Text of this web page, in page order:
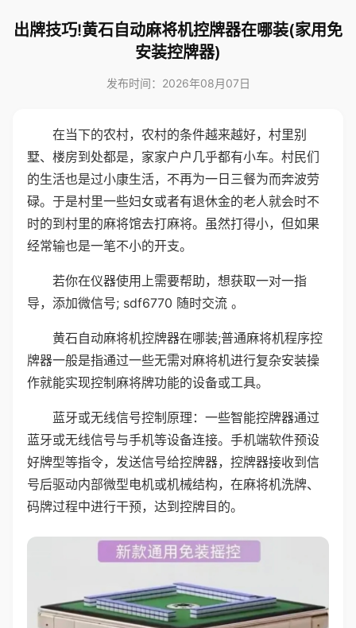
出牌技巧!黄石自动麻将机控牌器在哪装(家用免
安装控牌器)
发布时间：2026年08月07日
在当下的农村，农村的条件越来越好，村里别
墅、楼房到处都是，家家户户几乎都有小车。村民们
的生活也是过小康生活，不再为一日三餐为而奔波劳
碌。于是村里一些妇女或者有退休金的老人就会时不
时的到村里的麻将馆去打麻将。虽然打得小，但如果
经常输也是一笔不小的开支。
若你在仪器使用上需要帮助，想获取一对一指
导，添加微信号; sdf6770 随时交流 。
黄石自动麻将机控牌器在哪装;普通麻将机程序控
牌器一般是指通过一些无需对麻将机进行复杂安装操
作就能实现控制麻将牌功能的设备或工具。
蓝牙或无线信号控制原理：一些智能控牌器通过
蓝牙或无线信号与手机等设备连接。手机端软件预设
好牌型等指令，发送信号给控牌器，控牌器接收到信
号后驱动内部微型电机或机械结构，在麻将机洗牌、
码牌过程中进行干预，达到控牌目的。